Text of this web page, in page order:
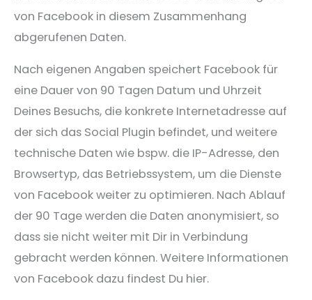
von Facebook in diesem Zusammenhang
abgerufenen Daten.
Nach eigenen Angaben speichert Facebook für
eine Dauer von 90 Tagen Datum und Uhrzeit
Deines Besuchs, die konkrete Internetadresse auf
der sich das Social Plugin befindet, und weitere
technische Daten wie bspw. die IP-Adresse, den
Browsertyp, das Betriebssystem, um die Dienste
von Facebook weiter zu optimieren. Nach Ablauf
der 90 Tage werden die Daten anonymisiert, so
dass sie nicht weiter mit Dir in Verbindung
gebracht werden können. Weitere Informationen
von Facebook dazu findest Du hier.